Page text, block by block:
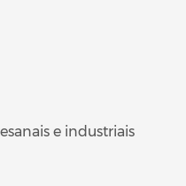
e industriais